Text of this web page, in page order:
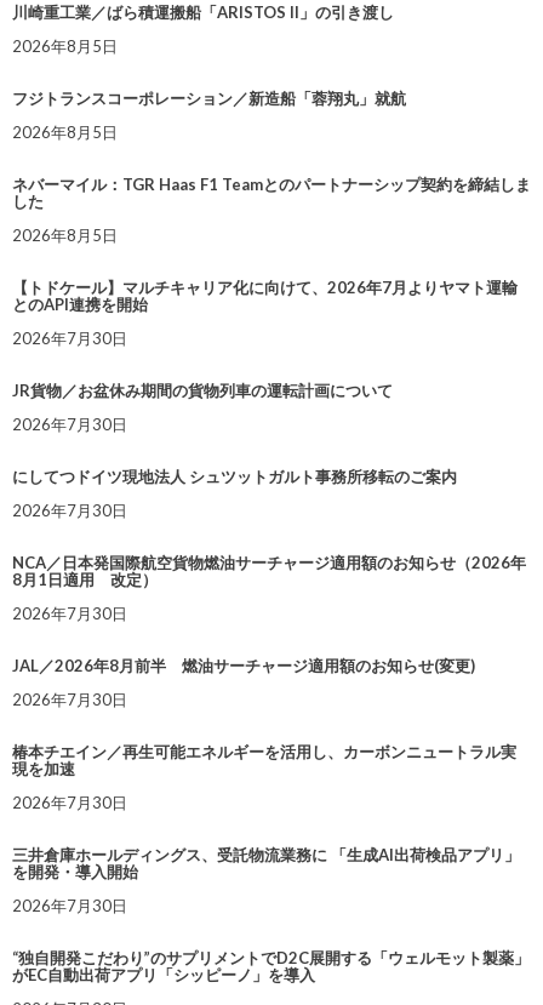
川崎重工業／ばら積運搬船「ARISTOS II」の引き渡し
2026年8月5日
フジトランスコーポレーション／新造船「蓉翔丸」就航
2026年8月5日
ネバーマイル：TGR Haas F1 Teamとのパートナーシップ契約を締結しま
した
2026年8月5日
【トドケール】マルチキャリア化に向けて、2026年7月よりヤマト運輸
とのAPI連携を開始
2026年7月30日
JR貨物／お盆休み期間の貨物列車の運転計画について
2026年7月30日
にしてつドイツ現地法人 シュツットガルト事務所移転のご案内
2026年7月30日
NCA／日本発国際航空貨物燃油サーチャージ適用額のお知らせ（2026年
8月1日適用 改定）
2026年7月30日
JAL／2026年8月前半 燃油サーチャージ適用額のお知らせ(変更)
2026年7月30日
椿本チエイン／再生可能エネルギーを活用し、カーボンニュートラル実
現を加速
2026年7月30日
三井倉庫ホールディングス、受託物流業務に 「生成AI出荷検品アプリ」
を開発・導入開始
2026年7月30日
“独自開発こだわり”のサプリメントでD2C展開する「ウェルモット製薬」
がEC自動出荷アプリ「シッピーノ」を導入